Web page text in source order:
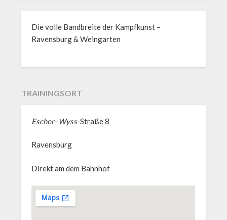
Die volle Bandbreite der Kampfkunst –
Ravensburg & Weingarten
TRAININGSORT
Escher–Wyss-Straße 8
Ravensburg
Direkt am dem Bahnhof